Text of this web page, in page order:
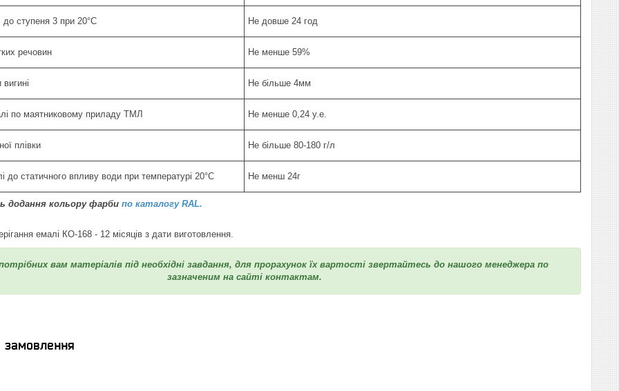
ступеня 3 при 20°C Не довше 24 год
речовин Не менше 59%
Не більше 4мм
по маятниковому приладу ТМЛ Не менше 0,24 у.е.
плівки Не більше 80-180 г/л
до статичного впливу води при температурі 20°C Не менш 24г
додання кольору фарби по каталогу RAL.
емалі КО-168 - 12 місяців з дати виготовлення.
вам матеріалів під необхідні завдання, для прорахунок їх вартості звертайтесь до нашого менеджера по
зазначеним на сайті контактам.
замовлення